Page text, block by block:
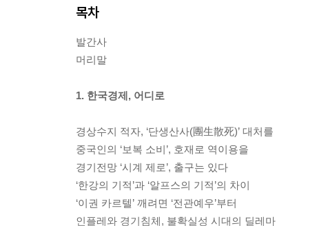
목차
발간사
머리말
1. 한국경제, 어디로
경상수지 적자, ‘단생산사(團生散死)’ 대처를
중국인의 ‘보복 소비’, 호재로 역이용을
경기전망 ‘시계 제로’, 출구는 있다
‘한강의 기적’과 ‘알프스의 기적’의 차이
‘이권 카르텔’ 깨려면 ‘전관예우’부터
인플레와 경기침체, 불확실성 시대의 딜레마